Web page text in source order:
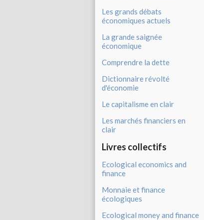
Les grands débats
économiques actuels
La grande saignée
économique
Comprendre la dette
Dictionnaire révolté
d'économie
Le capitalisme en clair
Les marchés financiers en
clair
Livres collectifs
Ecological economics and
finance
Monnaie et finance
écologiques
Ecological money and finance